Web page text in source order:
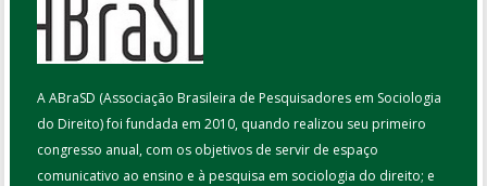
A ABraSD (Associação Brasileira de Pesquisadores em Sociologia
do Direito) foi fundada em 2010, quando realizou seu primeiro
congresso anual, com os objetivos de servir de espaço
comunicativo ao ensino e à pesquisa em sociologia do direito; e